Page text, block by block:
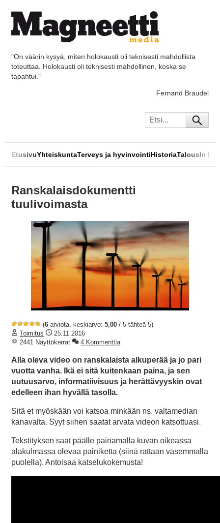
"On väärin kysyä, miten holokausti oli teknisesti mahdollista
toteuttaa. Holokausti oli teknisesti mahdollinen, koska se
tapahtui."
Fernand Braudel
EtusivuYhteiskuntaTerveys ja hyvinvointiHistoriaTalousIn
Ranskalaisdokumentti
tuulivoimasta
(6 arviota, keskiarvo: 5,00 / 5 tähteä 5)
Toimitus
25.11.2016
2441 Näyttökerrat
4 Kommenttia
Alla oleva video on ranskalaista alkuperää ja jo pari
vuotta vanha. Ikä ei sitä kuitenkaan paina, ja sen
uutuusarvo, informatiivisuus ja herättävyyskin ovat
edelleen ihan hyvällä tasolla.
Sitä et myöskään voi katsoa minkään ns. valtamedian
kanavalta. Syyt siihen saatat arvata videon katsottuasi.
Tekstityksen saat päälle painamalla kuvan oikeassa
alakulmassa olevaa painiketta (siinä rattaan vasemmalla
puolella). Antoisaa katselukokemusta!